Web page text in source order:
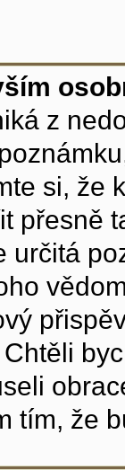
z
si, že
přesně
určitá
tím, že